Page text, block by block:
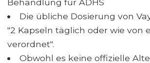
Behandlung für ADHS
Die übliche Dosierung von
"2 Kapseln täglich oder wie von
verordnet".
Obwohl es keine offizielle